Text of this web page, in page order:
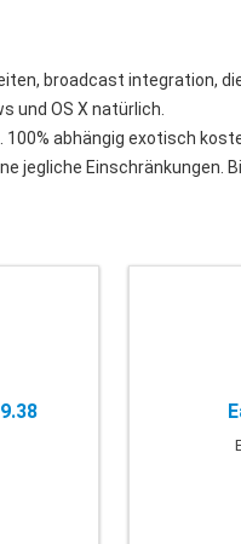
broadcast integration,
und OS X natürlich.
abhängig exotisch
jegliche Einschränkungen.